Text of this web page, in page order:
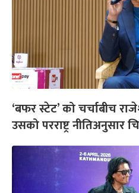
‘बफर स्टेट’ को चर्चाबीच
उसको परराष्ट्र नीतिअनुसार